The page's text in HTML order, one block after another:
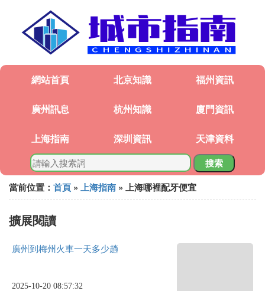
網站首頁 北京知識 福州資訊
廣州訊息 杭州知識 廈門資訊
上海指南 深圳資訊 天津資料
搜索
當前位置： 首頁 » 上海指南 » 上海哪裡配牙便宜
擴展閱讀
廣州到梅州火車一天多少趟
2025-10-20 08:57:32